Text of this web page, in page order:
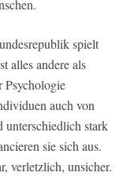
spielt
alles andere als
Psychologie
auch von
unterschiedlich stark
sie sich aus.
verletzlich, unsicher.